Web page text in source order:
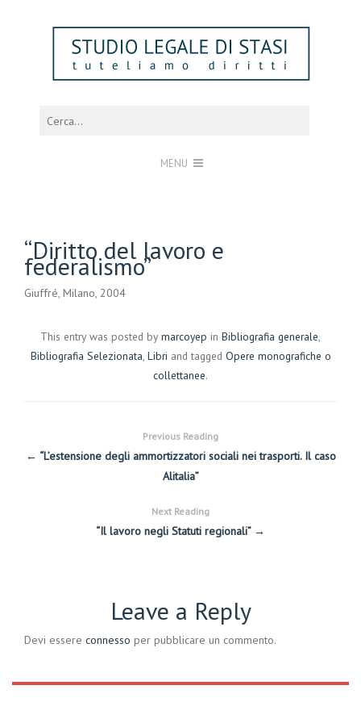
MENU
“Diritto del lavoro e
federalismo”
Giuffré, Milano, 2004
This entry was posted by marcoyep in Bibliografia generale
Bibliografia Selezionata Libri and tagged Opere monografiche o
collettanee.
Previous Reading
← “L’estensione degli ammortizzatori sociali nei trasporti. Il caso
Alitalia”
Next Reading
“Il lavoro negli Statuti regionali” →
Leave a Reply
Devi essere connesso per pubblicare un commento.